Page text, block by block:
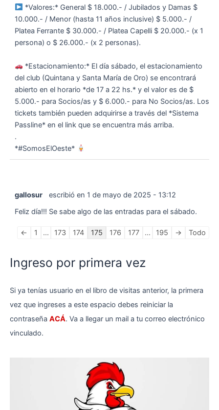
Ingreso por primera vez
Si ya tenías usuario en el libro de visitas anterior, la primera
vez que ingreses a este espacio debes reiniciar la
contraseña ACÁ. Va a llegar un mail a tu correo electrónico
vinculado.
*Valores:* General $ 18.000.- / Jubilados y Damas $
10.000.- / Menor (hasta 11 años inclusive) $ 5.000.- /
Platea Ferrante $ 30.000.- / Platea Capelli $ 20.000.- (x 1
persona) o $ 26.000.- (x 2 personas).
*Estacionamiento:* El día sábado, el estacionamiento
del club (Quintana y Santa María de Oro) se encontrará
abierto en el horario *de 17 a 22 hs.* y el valor es de $
5.000.- para Socios/as y $ 6.000.- para No Socios/as. Los
tickets también pueden adquirirse a través del *Sistema
Passline* en el link que se encuentra más arriba.
.
*#SomosElOeste*
gallosur escribió en 1 de mayo de 2025 - 13:12
Feliz día!!! Se sabe algo de las entradas para el sábado.
Navegación
lista
libros
de
visitas
← 1 ... 173 174 175 176 177 ... 195 → Todo